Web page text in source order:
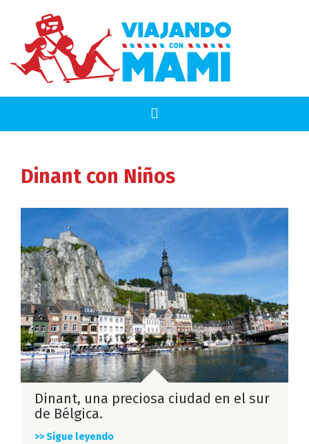
Dinantcon Niños
Dinant, una preciosa ciudad en el sur
de Bélgica.
>> Sigue leyendo